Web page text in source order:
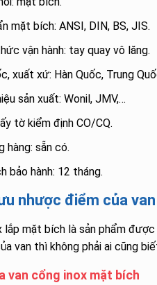
mặt bích: ANSI, DIN, BS, JIS.
vận hành: tay quay vô lăng.
xuất xứ: Hàn Quốc, Trung
sản xuất: Wonil, JMV,…
tờ kiểm định CO/CQ.
hàng: sẵn có.
bảo hành: 12 tháng.
nhược điểm của
lắp mặt bích là sản phẩm
van thì không phải ai cũng
van cổng inox mặt bích